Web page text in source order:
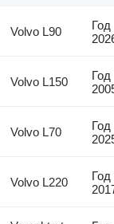
Volvo L90
Год
Volvo L150
Год
Volvo L70
Год
Volvo L220
Год